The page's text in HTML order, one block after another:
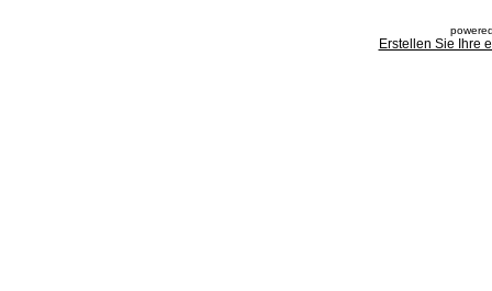
Erstellen Sie Ihre